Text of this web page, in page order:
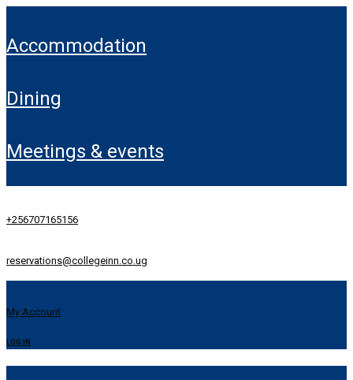
accommodation
dining
meetings & events
+256707165156
reservations@collegeinn.co.ug
My Account
LOG IN